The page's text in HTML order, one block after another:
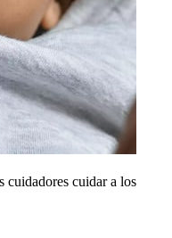
cuidadores cuidar a los